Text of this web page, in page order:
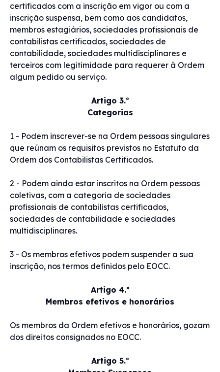
certificados com a inscrição em vigor ou com a
inscrição suspensa, bem como aos candidatos,
membros estagiários, sociedades profissionais de
contabilistas certificados, sociedades de
contabilidade, sociedades multidisciplinares e
terceiros com legitimidade para requerer à Ordem
algum pedido ou serviço.
Artigo 3.º
Categorias
1 - Podem inscrever-se na Ordem pessoas singulares
que reúnam os requisitos previstos no Estatuto da
Ordem dos Contabilistas Certificados.
2 - Podem ainda estar inscritos na Ordem pessoas
coletivas, com a categoria de sociedades
profissionais de contabilistas certificados,
sociedades de contabilidade e sociedades
multidisciplinares.
3 - Os membros efetivos podem suspender a sua
inscrição, nos termos definidos pelo EOCC.
Artigo 4.º
Membros efetivos e honorários
Os membros da Ordem efetivos e honorários, gozam
dos direitos consignados no EOCC.
Artigo 5.º